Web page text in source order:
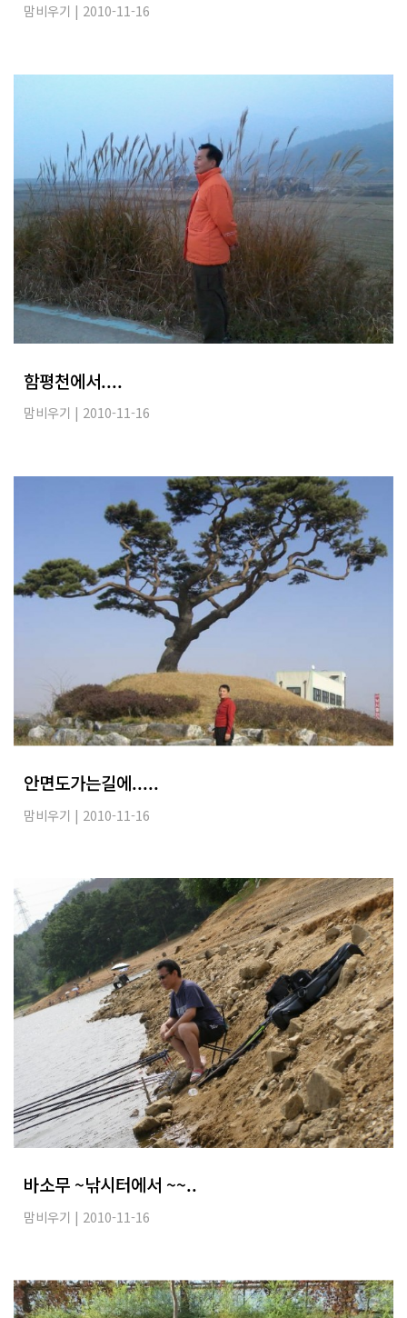
맘비우기 | 2010-11-16
함평천에서....
맘비우기 | 2010-11-16
안면도가는길에.....
맘비우기 | 2010-11-16
바소무 ~낚시터에서 ~~..
맘비우기 | 2010-11-16